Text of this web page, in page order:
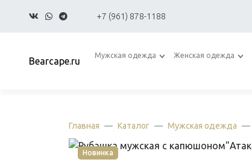
+7 (961) 878-1188
Bearcape.ru Мужская одежда Женская одежда
Главная Каталог Мужская одежда
Новинка